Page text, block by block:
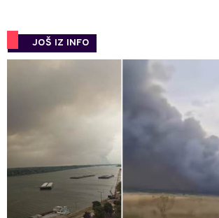
JOŠ IZ INFO